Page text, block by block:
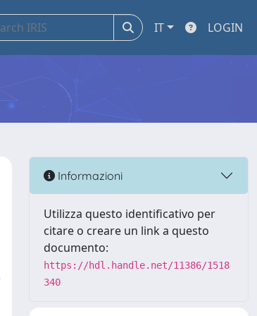
IT LOGIN
Informazioni
Utilizza questo identificativo per
citare o creare un link a questo
documento:
https://hdl.handle.net/11386/1518
340